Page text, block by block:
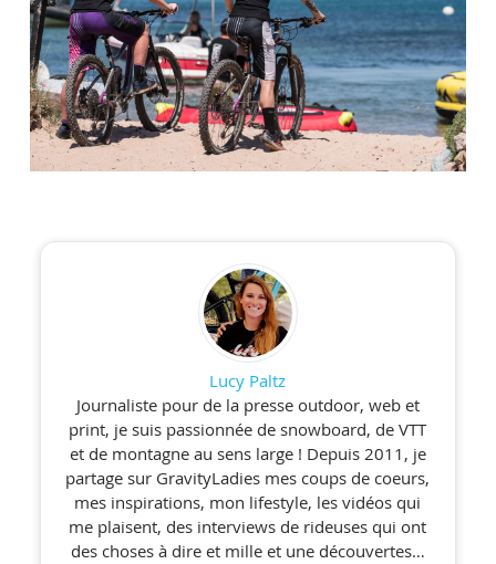
Lucy Paltz
Journaliste pour de la presse outdoor, web et
print, je suis passionnée de snowboard, de VTT
et de montagne au sens large ! Depuis 2011, je
partage sur GravityLadies mes coups de coeurs,
mes inspirations, mon lifestyle, les vidéos qui
me plaisent, des interviews de rideuses qui ont
des choses à dire et mille et une découvertes…